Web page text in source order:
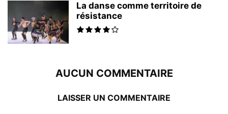
La danse comme territoire de
résistance
AUCUN COMMENTAIRE
LAISSER UN COMMENTAIRE